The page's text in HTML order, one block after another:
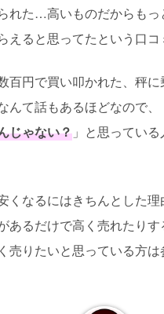
れた…高いものだからもっ
えると思ってたという口コ
百円で買い叩かれた、秤
んて話もあるほどなので、
じゃない？ 」と思ってい
くなるにはきちんとした理
あるだけで高く売れたり
売りたいと思っている方は